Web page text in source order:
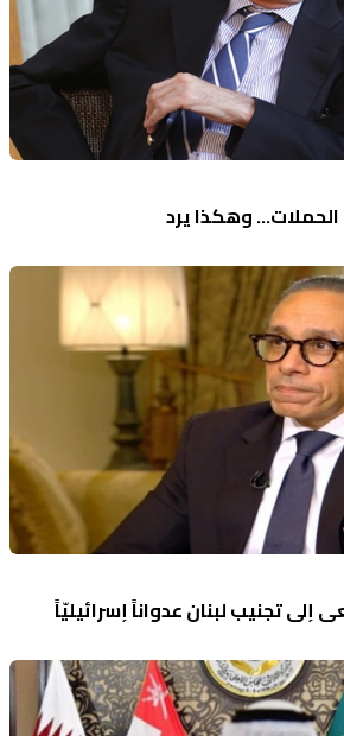
وهكذا يرد
تجنيب لبنان عدواناً إسرائيليّاً